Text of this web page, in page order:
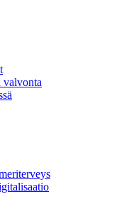
valvonta